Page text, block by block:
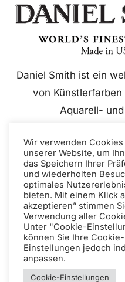
Daniel Smith ist ein
von
Aquarell-
Diese Website
Inhalte sofort und
Sprachen zu
unsWenn Sie
Übersetzungen
Wir verwenden Cookies
unserer Website, um
das Speichern Ihrer
und wiederholten
optimales
bieten. Mit einem Klick
akzeptieren” stimmen
Verwendung aller
Unter "Cookie-
können Sie Ihre Cookie-
Einstellungen jedoch
anpassen.
Cookie-Einstellungen